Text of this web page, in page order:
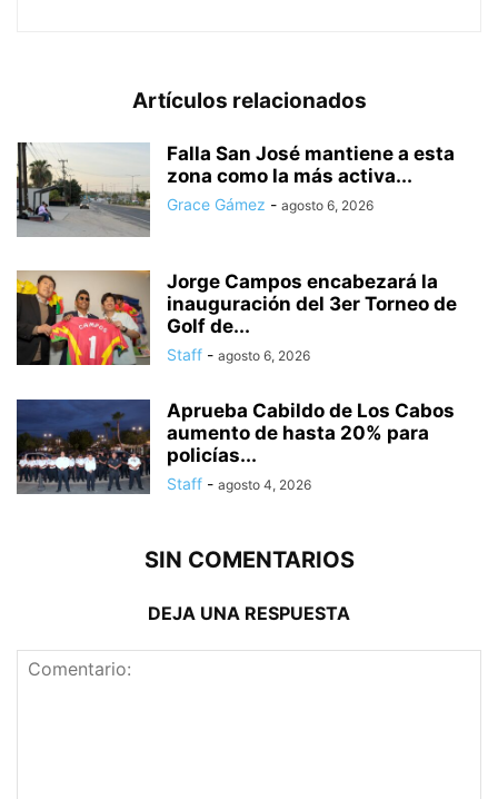
Artículos relacionados
Falla San José mantiene a esta
zona como la más activa...
Grace Gámez - agosto 6, 2026
Jorge Campos encabezará la
inauguración del 3er Torneo de
Golf de...
Staff - agosto 6, 2026
Aprueba Cabildo de Los Cabos
aumento de hasta 20% para
policías...
Staff - agosto 4, 2026
SIN COMENTARIOS
DEJA UNA RESPUESTA